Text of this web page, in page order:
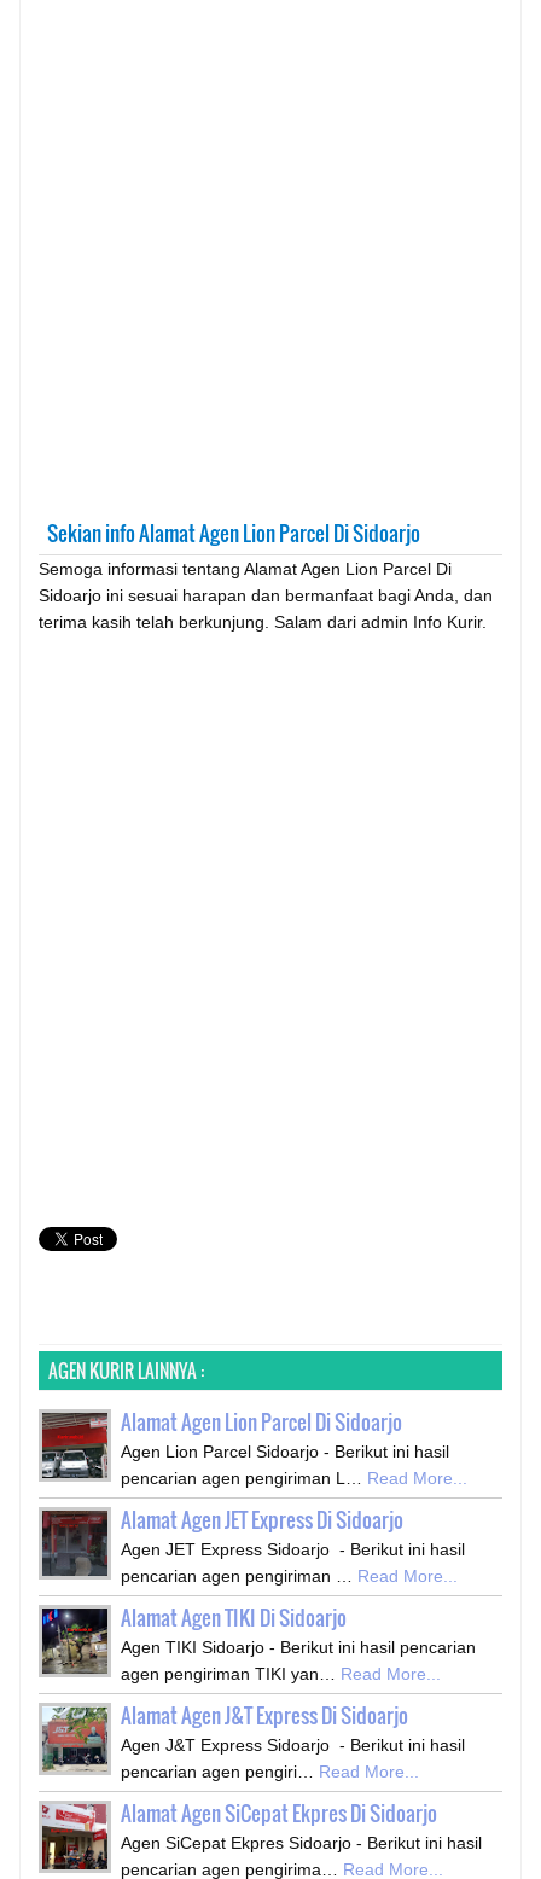
Sekian info Alamat Agen Lion Parcel Di Sidoarjo
Semoga informasi tentang Alamat Agen Lion Parcel Di
Sidoarjo ini sesuai harapan dan bermanfaat bagi Anda, dan
terima kasih telah berkunjung. Salam dari admin Info Kurir.
AGEN KURIR LAINNYA :
Alamat Agen Lion Parcel Di Sidoarjo
Agen Lion Parcel Sidoarjo - Berikut ini hasil
pencarian agen pengiriman L…
Read More...
Alamat Agen JET Express Di Sidoarjo
Agen JET Express Sidoarjo - Berikut ini hasil
pencarian agen pengiriman …
Read More...
Alamat Agen TIKI Di Sidoarjo
Agen TIKI Sidoarjo - Berikut ini hasil pencarian
agen pengiriman TIKI yan…
Read More...
Alamat Agen J&T Express Di Sidoarjo
Agen J&T Express Sidoarjo - Berikut ini hasil
pencarian agen pengiri…
Read More...
Alamat Agen SiCepat Ekpres Di Sidoarjo
Agen SiCepat Ekpres Sidoarjo - Berikut ini hasil
pencarian agen pengirima…
Read More...